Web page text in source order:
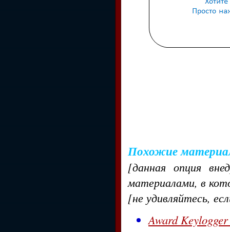
Похожие
[данная опция
материалами, в
[не удивляйтесь,
Award